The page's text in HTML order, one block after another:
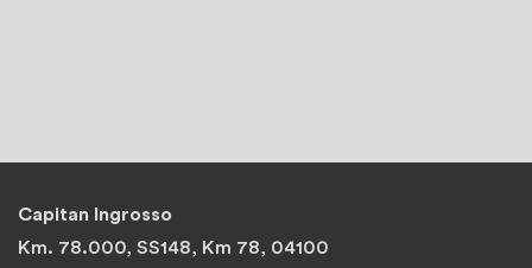
Capitan Ingrosso
Km. 78.000, SS148, Km 78, 04100